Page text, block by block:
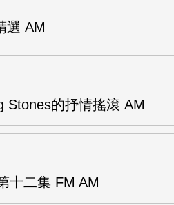
選 AM
Stones的抒情搖滾 AM
十二集 FM AM